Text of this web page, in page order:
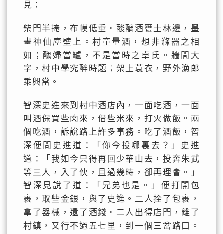
見：
柴門半掩，布幙低垂。酸醨酒甕土林邊，墨
畫神仙塵壁上。村童量酒，想非滌器之相
如；醜婦當罏，不是當時之卓氏。牆間大
字，村中學究醉時題；架上蓑衣，野外漁郎
乘興當。
智深史進來到村中酒店內，一面吃酒，一面
叫酒保買些肉來，借些米來，打火做飯。兩
個吃酒，訴說路上許多事務。吃了酒飯，智
深便問史進道：「你今投哪裏去？」史進
道：「我如今只得再回少華山去，投奔朱武
等三人，入了伙，且過幾時，卻再理會。」
智深見說了道：「兄弟也是。」便打開包
裹，取些金銀，與了史進。二人拴了包裹，
拿了器械，還了酒錢。二人出得店門，離了
村鎮，又行不過五七里，到一個三岔路口。